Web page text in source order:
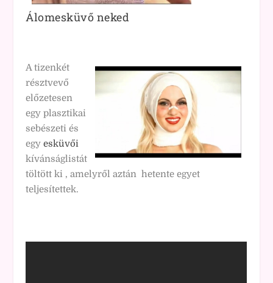
Álomesküvő neked
A tizenkét
résztvevő
előzetesen
egy plasztikai
sebészeti és
egyesküvői
kívánságlistát
töltött ki , amelyről aztán hetente egyet
teljesítettek.